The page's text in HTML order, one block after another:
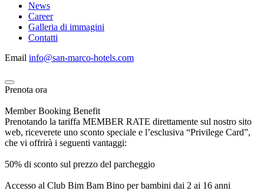
News
Career
Galleria di immagini
Contatti
Email info@san-marco-hotels.com
Prenota ora
Member Booking Benefit
Prenotando la tariffa MEMBER RATE direttamente sul nostro sito
web, riceverete uno sconto speciale e l’esclusiva “Privilege Card”,
che vi offrirà i seguenti vantaggi:
50% di sconto sul prezzo del parcheggio
Accesso al Club Bim Bam Bino per bambini dai 2 ai 16 anni